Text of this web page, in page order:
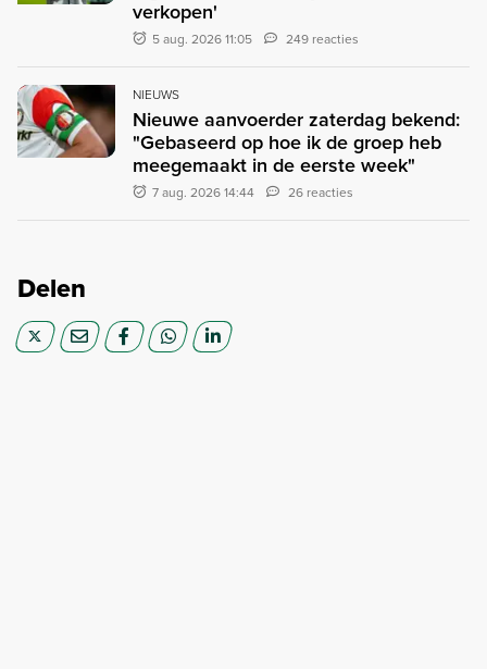
verkopen'
5 aug. 2026 11:05 249 reacties
NIEUWS
Nieuwe aanvoerder zaterdag bekend:
"Gebaseerd op hoe ik de groep heb
meegemaakt in de eerste week"
7 aug. 2026 14:44 26 reacties
Delen